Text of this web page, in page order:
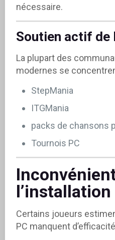
nécessaire.
Soutien actif de
La plupart des
modernes se
StepMania
ITGMania
packs de chansons
Tournois PC
l’installation
Certains joueurs
PC manquent